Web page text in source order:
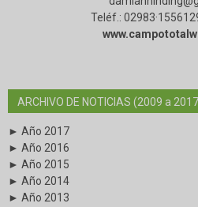
Teléf.:
ARCHIVO DE NOTICIAS (2009 a
► Año 2017
► Año 2016
► Año 2015
► Año 2014
► Año 2013